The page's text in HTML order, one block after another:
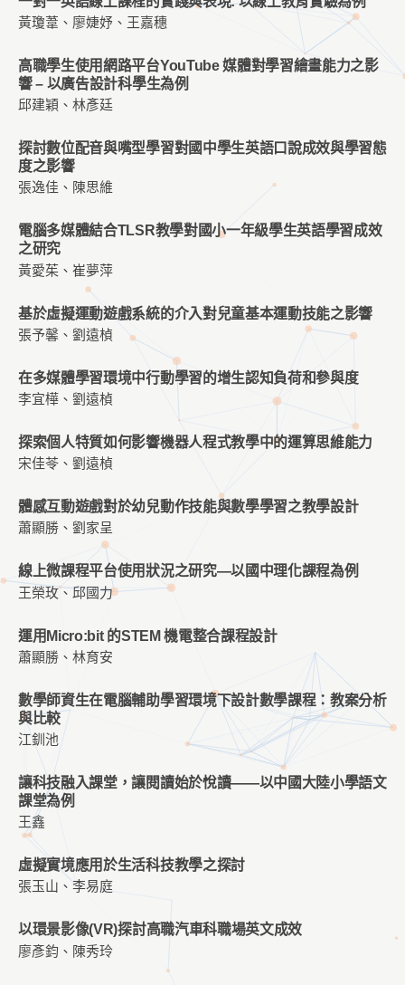
黃瓊葦、廖婕妤、王嘉穗
高職學生使用網路平台YouTube 媒體對學習繪畫能力之影
響 – 以廣告設計科學生為例
邱建穎、林彥廷
探討數位配音與嘴型學習對國中學生英語口說成效與學習態
度之影響
張逸佳、陳思維
電腦多媒體結合TLSR教學對國小一年級學生英語學習成效
之研究
黃愛茱、崔夢萍
基於虛擬運動遊戲系統的介入對兒童基本運動技能之影響
張予馨、劉遠楨
在多媒體學習環境中行動學習的增生認知負荷和參與度
李宜樺、劉遠楨
探索個人特質如何影響機器人程式教學中的運算思維能力
宋佳苓、劉遠楨
體感互動遊戲對於幼兒動作技能與數學學習之教學設計
蕭顯勝、劉家呈
線上微課程平台使用狀況之研究—以國中理化課程為例
王榮玫、邱國力
運用Micro:bit 的STEM 機電整合課程設計
蕭顯勝、林育安
數學師資生在電腦輔助學習環境下設計數學課程：教案分析
與比較
江釧池
讓科技融⼊課堂，讓閱讀始於悅讀——以中國⼤陸小學語⽂
課堂為例
王鑫
虛擬實境應用於生活科技教學之探討
張玉山、李易庭
以環景影像(VR)探討高職汽車科職場英文成效
廖彥鈞、陳秀玲